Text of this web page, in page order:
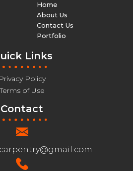
Home
About Us
Contact Us
Portfolio
Links
Privacy Policy
of Use
Contact